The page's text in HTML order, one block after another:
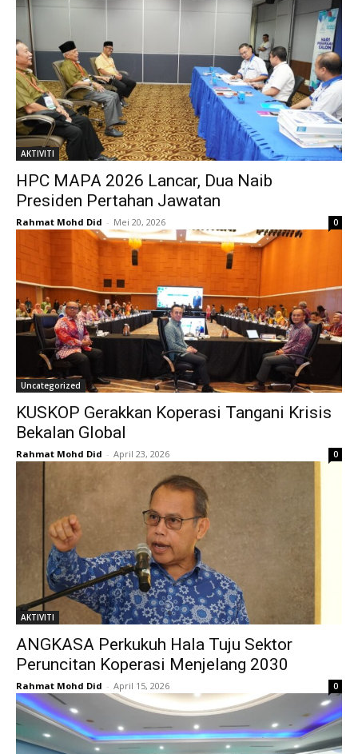
AKTIVITI
HPC MAPA 2026 Lancar, Dua Naib
Presiden Pertahan Jawatan
Rahmat Mohd Did - Mei 20, 2026 0
Uncategorized
KUSKOP Gerakkan Koperasi Tangani Krisis
Bekalan Global
Rahmat Mohd Did - April 23, 2026 0
AKTIVITI
ANGKASA Perkukuh Hala Tuju Sektor
Peruncitan Koperasi Menjelang 2030
Rahmat Mohd Did - April 15, 2026 0